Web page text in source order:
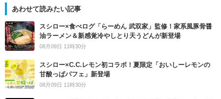
あわせて読みたい記事
スシロー×食べログ「らーめん 武双家」監修！家系風豚骨醤
油ラーメン＆新感覚冷やしとり天うどんが新登場
08月09日 11時30分
スシロー×C.C.レモン初コラボ！夏限定「おいしーレモンの
甘酸っぱパフェ」新登場
08月09日 11時30分